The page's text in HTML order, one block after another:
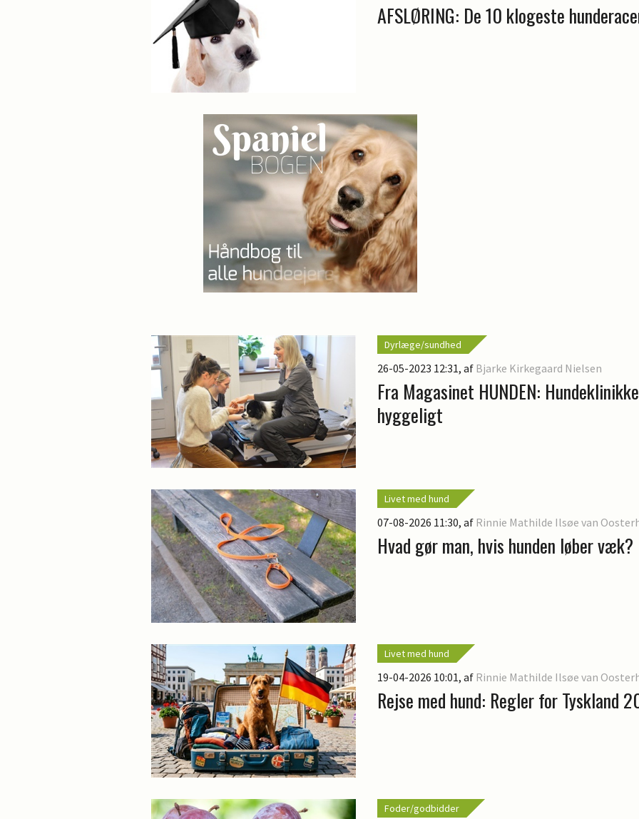
AFSLØRING: De 10 klogeste
Dyrlæge/sundhed
26-05-2023 12:31, af Bjarke Kirkegaard Nielsen
Fra Magasinet HUNDEN:
hyggeligt
Livet med hund
07-08-2026 11:30, af Rinnie Mathilde Ilsøe van
Hvad gør man, hvis hunden løber væk?
Livet med hund
19-04-2026 10:01, af Rinnie Mathilde Ilsøe van
Rejse med hund: Regler for Tyskland
Foder/godbidder